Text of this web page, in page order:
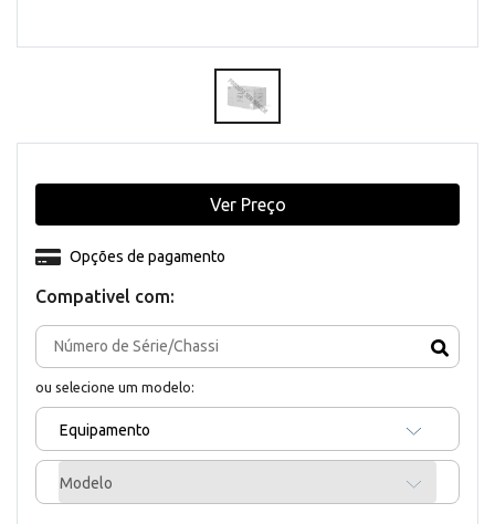
Compativel com:
ou selecione um modelo:
Equipamento
Modelo
Opções de pagamento
Ver Preço